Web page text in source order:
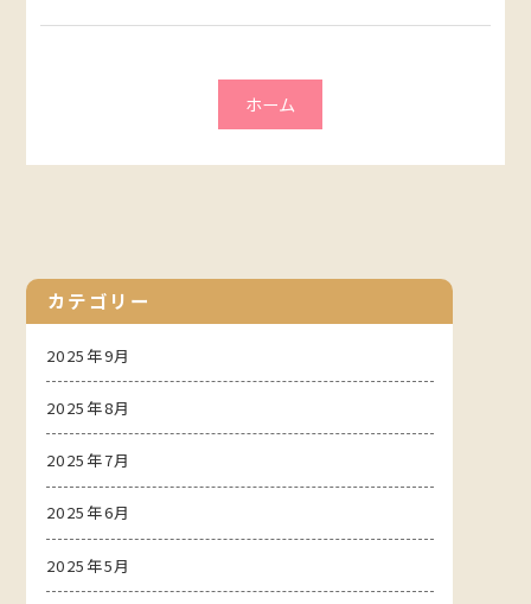
ホーム
カテゴリー
2025年9月
2025年8月
2025年7月
2025年6月
2025年5月